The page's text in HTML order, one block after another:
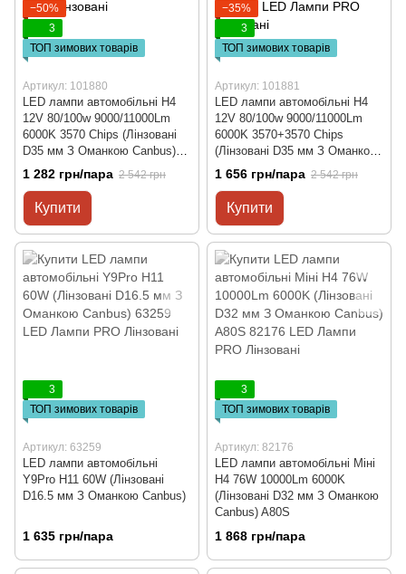
−50%
3
ТОП зимових товарів
Артикул: 101880
LED лампи автомобільні H4
12V 80/100w 9000/11000Lm
6000K 3570 Chips (Лінзовані
D35 мм З Оманкою Canbus)
M01J
1 282 грн/пара 2 542 грн
Купити
−35%
3
ТОП зимових товарів
Артикул: 101881
LED лампи автомобільні H4
12V 80/100w 9000/11000Lm
6000K 3570+3570 Chips
(Лінзовані D35 мм З Оманкою
Canbus) M01P
1 656 грн/пара 2 542 грн
Купити
3
ТОП зимових товарів
Артикул: 63259
LED лампи автомобільні
Y9Pro H11 60W (Лінзовані
D16.5 мм З Оманкою Canbus)
1 635 грн/пара
3
ТОП зимових товарів
Артикул: 82176
LED лампи автомобільні Міні
H4 76W 10000Lm 6000K
(Лінзовані D32 мм З Оманкою
Canbus) A80S
1 868 грн/пара